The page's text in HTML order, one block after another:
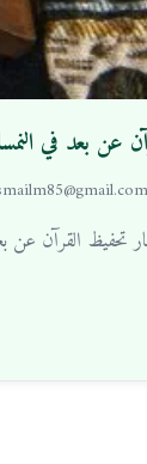
بعد في النمسا |
تحفيظ القرآن